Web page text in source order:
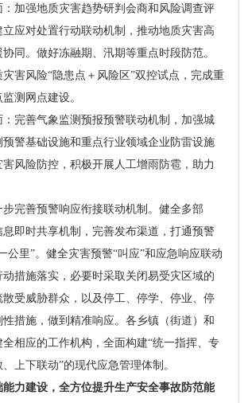
：加强地质灾害趋势研判会商和风险调查评
应对处置行动联动机制，推动地质灾害高
同。做好冻融期、汛期等重点时段防范。
害风险“隐患点＋风险区”双控试点，完成重
测网点建设。
：完善气象监测预报预警联动机制，加强城
警基础设施和重点行业领域企业防雷设施
风险防控，积极开展人工增雨防雹，助力
步完善预警响应衔接联动机制。健全多部
即时共享机制，完善发布渠道，打通预警
公里”。健全灾害预警“叫应”和应急响应联动
措施落实，必要时采取关闭易受灾区域的
受威胁群众，以及停工、停学、停业、停
措施，做到精准响应。各乡镇（街道）和
相应的工作机构，全面构建“统一指挥、专
上下联动”的现代应急管理体制。
能力建设，全方位提升生产安全事故防范能